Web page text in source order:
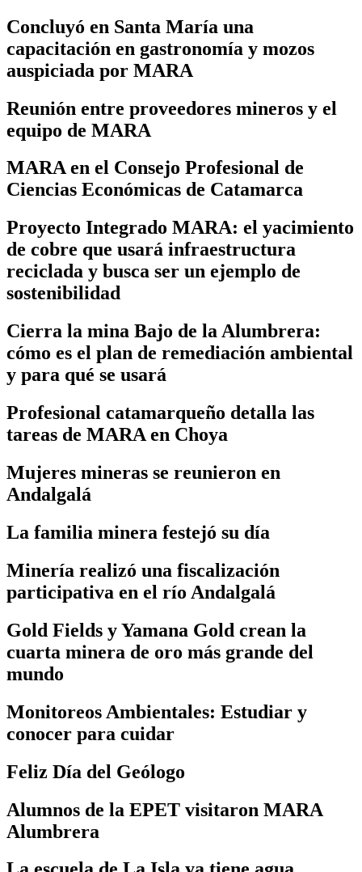
Concluyó en Santa María una
capacitación en gastronomía y mozos
auspiciada por MARA
Reunión entre proveedores mineros y el
equipo de MARA
MARA en el Consejo Profesional de
Ciencias Económicas de Catamarca
Proyecto Integrado MARA: el yacimiento
de cobre que usará infraestructura
reciclada y busca ser un ejemplo de
sostenibilidad
Cierra la mina Bajo de la Alumbrera:
cómo es el plan de remediación ambiental
y para qué se usará
Profesional catamarqueño detalla las
tareas de MARA en Choya
Mujeres mineras se reunieron en
Andalgalá
La familia minera festejó su día
Minería realizó una fiscalización
participativa en el río Andalgalá
Gold Fields y Yamana Gold crean la
cuarta minera de oro más grande del
mundo
Monitoreos Ambientales: Estudiar y
conocer para cuidar
Feliz Día del Geólogo
Alumnos de la EPET visitaron MARA
Alumbrera